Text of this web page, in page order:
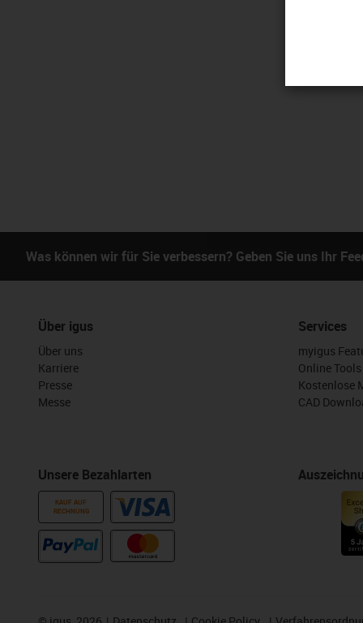
Was können wir für Sie verbessern? Geben Sie uns Ihr
Über igus
Über uns
Karriere
Presse
Messe
Unsere Bezahlarten
KAUF AUF
RECHNUNG
Services
myigus
Online Tools
Kostenlose
CAD